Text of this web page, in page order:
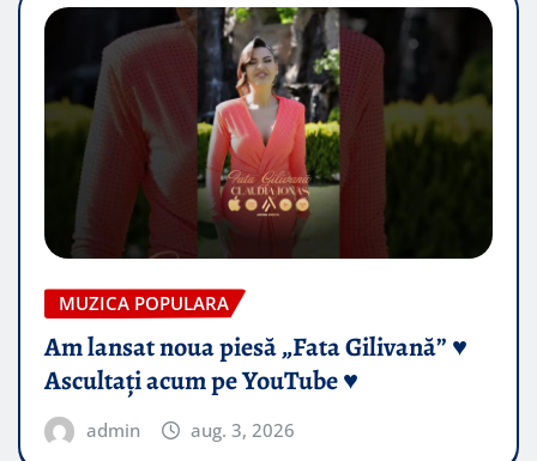
MUZICA POPULARA
Am lansat noua piesă „Fata Gilivană” ♥️
Ascultați acum pe YouTube ♥️
admin aug. 3, 2026